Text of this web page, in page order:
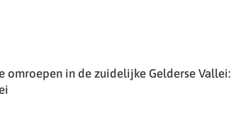
in de zuidelijke Gelderse Vallei: